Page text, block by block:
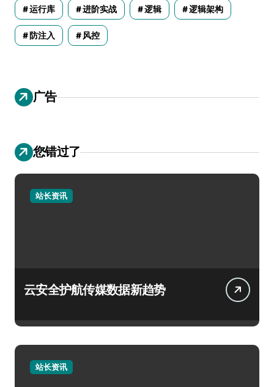
运行库 进阶实战 逻辑 逻辑架构
防注入 风控
广告
您错过了
站长资讯
云安全护航传媒数据新趋势
站长资讯